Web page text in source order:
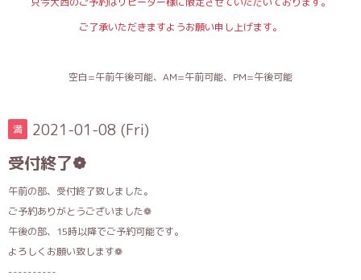
ご了承いただきますようお願い申し上げます。
空白=午前午後可能、AM=午前可能、PM=午後可能
満 2021-01-08 (Fri)
受付終了❁
午前の部、受付終了致しました。
ご予約ありがとうございました❁
午後の部、15時以降でご予約可能です。
よろしくお願い致します❁
----------